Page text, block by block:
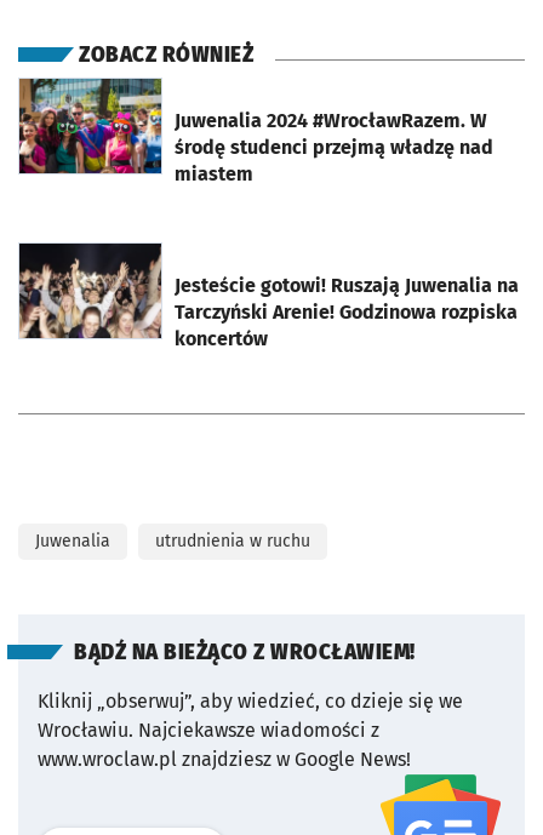
ZOBACZ RÓWNIEŻ
Juwenalia 2024 #WrocławRazem. W
środę studenci przejmą władzę nad
miastem
otworzy się w nowej karcie
Jesteście gotowi! Ruszają Juwenalia na
Tarczyński Arenie! Godzinowa rozpiska
koncertów
otworzy się w nowej karcie
Juwenalia utrudnienia w ruchu
BĄDŹ NA BIEŻĄCO Z WROCŁAWIEM!
Kliknij „obserwuj”, aby wiedzieć, co dzieje się we
Wrocławiu. Najciekawsze wiadomości z
www.wroclaw.pl znajdziesz w Google News!